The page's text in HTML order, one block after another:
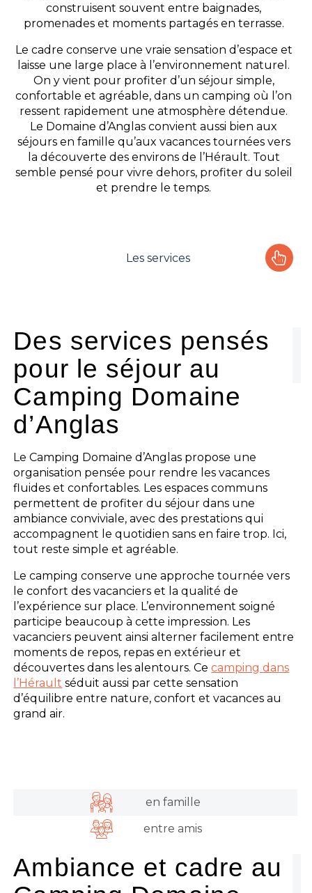
construisent souvent entre baignades,
promenades et moments partagés en terrasse.
Le cadre conserve une vraie sensation d’espace et
laisse une large place à l’environnement naturel.
On y vient pour profiter d’un séjour simple,
confortable et agréable, dans un camping où l’on
ressent rapidement une atmosphère détendue.
Le Domaine d’Anglas convient aussi bien aux
séjours en famille qu’aux vacances tournées vers
la découverte des environs de l’Hérault. Tout
semble pensé pour vivre dehors, profiter du soleil
et prendre le temps.
Les services
Les activités
Les infos pratiques
Des services pensés
pour le séjour au
Camping Domaine
d’Anglas
Le Camping Domaine d’Anglas propose une
organisation pensée pour rendre les vacances
fluides et confortables. Les espaces communs
permettent de profiter du séjour dans une
ambiance conviviale, avec des prestations qui
accompagnent le quotidien sans en faire trop. Ici,
tout reste simple et agréable.
Le camping conserve une approche tournée vers
le confort des vacanciers et la qualité de
l’expérience sur place. L’environnement soigné
participe beaucoup à cette impression. Les
vacanciers peuvent ainsi alterner facilement entre
moments de repos, repas en extérieur et
découvertes dans les alentours. Cecamping dans
l’Hérault séduit aussi par cette sensation
d’équilibre entre nature, confort et vacances au
grand air.
en famille
entre amis
Ambiance et cadre au